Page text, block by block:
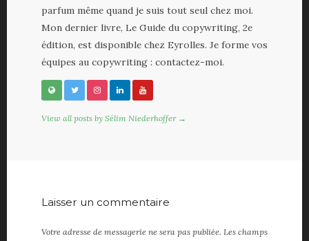
parfum même quand je suis tout seul chez moi.
Mon dernier livre, Le Guide du copywriting, 2e
édition, est disponible chez Eyrolles. Je forme vos
équipes au copywriting : contactez-moi.
View all posts by Sélim Niederhoffer →
Laisser un commentaire
Votre adresse de messagerie ne sera pas publiée. Les champs